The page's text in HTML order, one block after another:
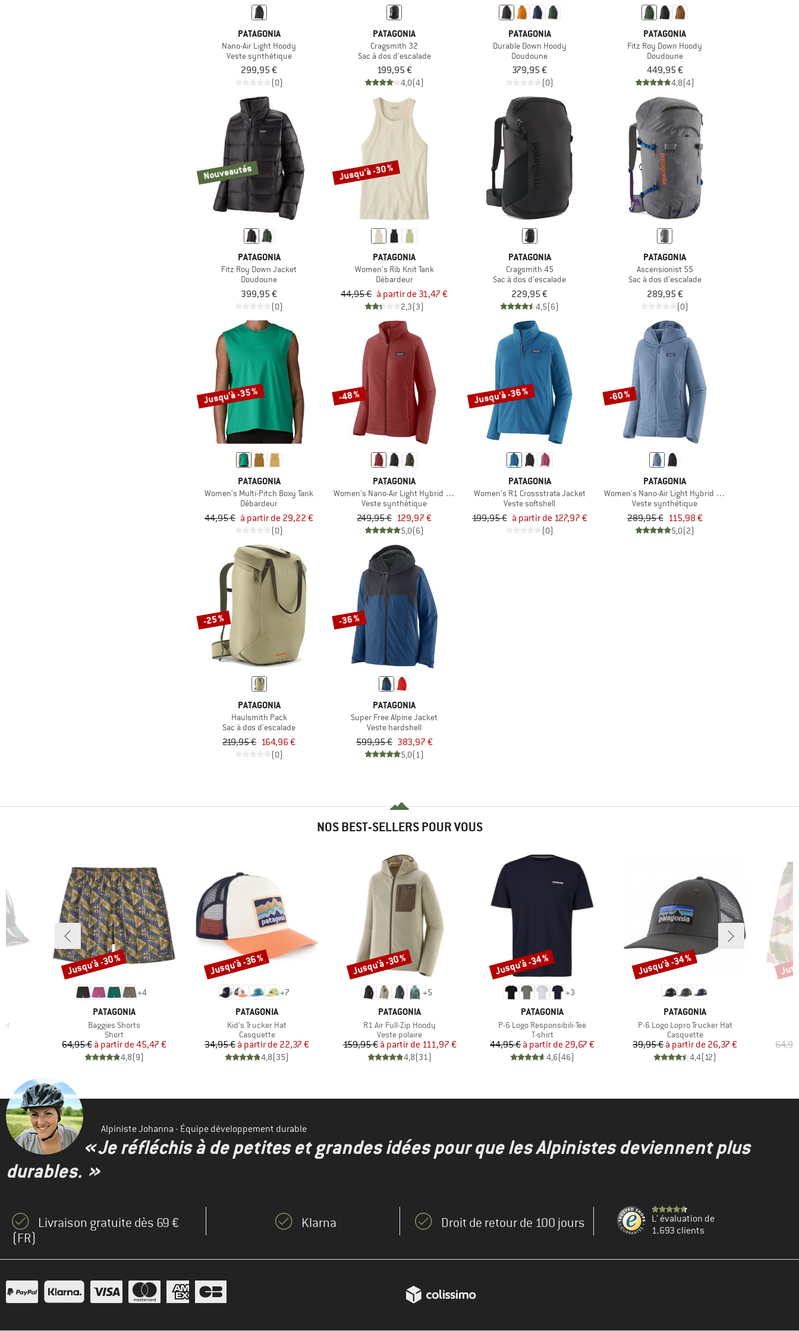
PATAGONIA
Nano-Air Light Hoody
Veste synthétique
299,95 €
(0)
PATAGONIA
Cragsmith 32
Sac à dos d'escalade
199,95 €
4,0(4)
PATAGONIA
Durable Down Hoody
Doudoune
379,95 €
(0)
PATAGONIA
Fitz Roy Down Hoody
Doudoune
449,95 €
4,8(4)
Nouveautés
PATAGONIA
Fitz Roy Down Jacket
Doudoune
399,95 €
(0)
Jusqu'à -30 %
PATAGONIA
Women's Rib Knit Tank
Débardeur
44,95 € à partir de 31,47 €
2,3(3)
PATAGONIA
Cragsmith 45
Sac à dos d'escalade
229,95 €
4,5(6)
PATAGONIA
Ascensionist 55
Sac à dos d'escalade
289,95 €
(0)
Jusqu'à -35 %
PATAGONIA
Women's Multi-Pitch Boxy Tank
Débardeur
44,95 € à partir de 29,22 €
(0)
-48 %
PATAGONIA
Women's Nano-Air Light Hybrid Jacket
Veste synthétique
249,95 € 129,97 €
5,0(6)
Jusqu'à -36 %
PATAGONIA
Women's R1 Crossstrata Jacket
Veste softshell
199,95 € à partir de 127,97 €
(0)
-60 %
PATAGONIA
Women's Nano-Air Light Hybrid Hoody
Veste synthétique
289,95 € 115,98 €
5,0(2)
-25 %
PATAGONIA
Haulsmith Pack
Sac à dos d'escalade
219,95 € 164,96 €
(0)
-36 %
PATAGONIA
Super Free Alpine Jacket
Veste hardshell
599,95 € 383,97 €
5,0(1)
NOS BEST-SELLERS POUR VOUS
+4
MARQUE
PATAGONIA
Article
Baggies Shorts
Product group
Short
Prix
64,95 € Prix réduit
à partir de45,47 €
4,8(9)
Remise
Jusqu'à -30 %
+7
MARQUE
PATAGONIA
Article
Kid's Trucker Hat
Product group
Casquette
Prix
34,95 € Prix réduit
à partir de 22,37 €
4,8(35)
Remise
Jusqu'à -36 %
+5
MARQUE
PATAGONIA
Article
R1 Air Full-Zip Hoody
Product group
Veste polaire
Prix
159,95 € Prix réduit
à partir de 111,97 €
4,8(31)
Remise
Jusqu'à -30 %
+3
MARQUE
PATAGONIA
Article
P-6 Logo Responsibili-Tee
Product group
T-shirt
Prix
44,95 € Prix réduit
à partir de 29,67 €
4,6(46)
Remise
Jusqu'à -34 %
MARQUE
PATAGONIA
Article
P-6 Logo Lopro Trucker Hat
Product group
Casquette
Prix
39,95 € Prix réduit
à partir de 26,37 €
4,4(12)
Remise
Jusqu'à -34 %
Alpiniste Johanna - Équipe développement durable
« Je réfléchis à de petites et grandes idées pour que les Alpinistes deviennent plus
durables. »
Livraison gratuite dès 69 €
(FR)
Klarna Droit de retour de 100 jours
L' évaluation de
1.693 clients